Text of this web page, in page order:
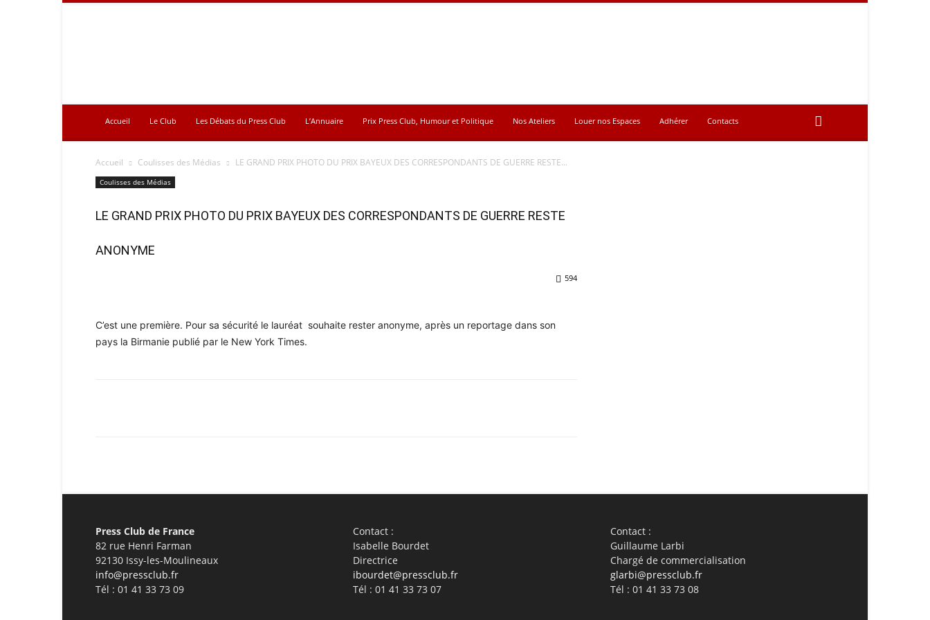
Accueil Le Club Les Débats du Press Club L’Annuaire Prix Press Club, Humour et Politique Nos Ateliers Louer nos Espaces Adhérer Contacts
Accueil Coulisses des Médias LE GRAND PRIX PHOTO DU PRIX BAYEUX DES CORRESPONDANTS DE GUERRE RESTE...
Coulisses des Médias
LE GRAND PRIX PHOTO DU PRIX BAYEUX DES CORRESPONDANTS DE GUERRE RESTE
ANONYME
594
C’est une première. Pour sa sécurité le lauréat souhaite rester anonyme, après un reportage dans son
pays la Birmanie publié par le New York Times.
Press Club de France
82 rue Henri Farman
92130 Issy-les-Moulineaux
info@pressclub.fr
Tél : 01 41 33 73 09
Contact :
Isabelle Bourdet
Directrice
ibourdet@pressclub.fr
Tél : 01 41 33 73 07
Contact :
Guillaume Larbi
Chargé de commercialisation
glarbi@pressclub.fr
Tél : 01 41 33 73 08